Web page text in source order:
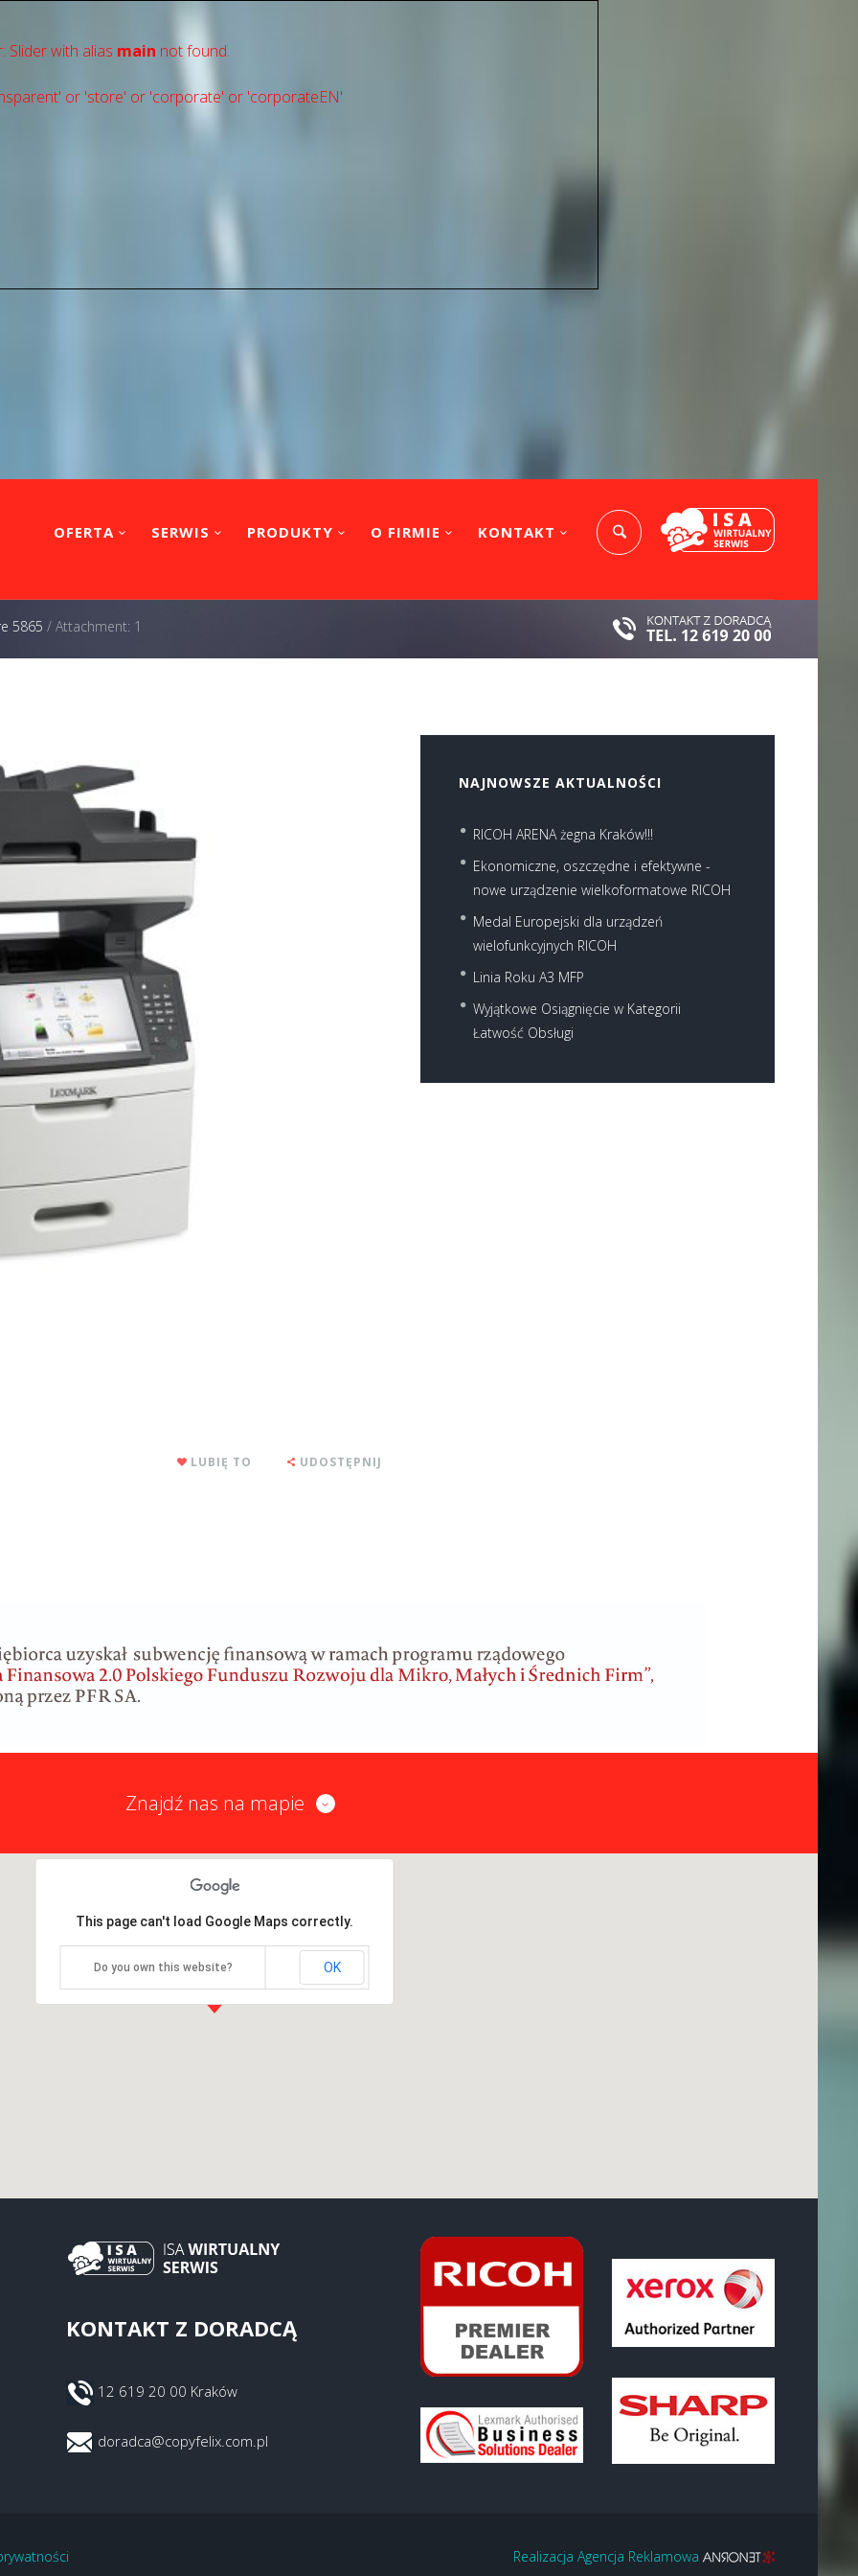
Slider with alias main not found.
or 'store' or 'сorporate' or 'corporateEN'
OFERTA SERWIS PRODUKTY O FIRMIE KONTAKT
5865 / Attachment: 1
Next item
ricoh-mp-2554zsp-d6a
LUBIĘ TO UDOSTĘPNIJ
NAJNOWSZE AKTUALNOŚCI
RICOH ARENA żegna Kraków!!!
Ekonomiczne, oszczędne i efektywne -
nowe urządzenie wielkoformatowe RICOH
Medal Europejski dla urządzeń
wielofunkcyjnych RICOH
Linia Roku A3 MFP
Wyjątkowe Osiągnięcie w Kategorii
Łatwość Obsługi
Znajdź nas na mapie
This page can't load Google Maps correctly.
Do you own this website? OK
KONTAKT Z DORADCĄ
12 619 20 00 Kraków
doradca@copyfelix.com.pl
Realizacja Agencja Reklamowa